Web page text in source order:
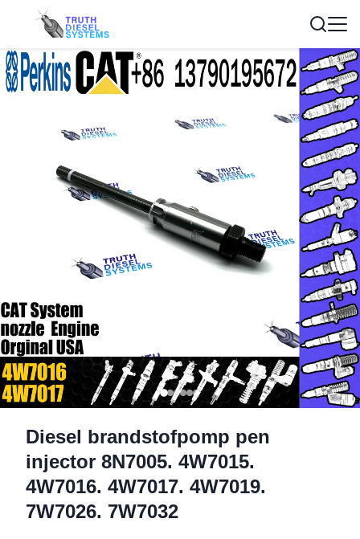
Diesel brandstofpomp pen
injector 8N7005. 4W7015.
4W7016. 4W7017. 4W7019.
7W7026. 7W7032